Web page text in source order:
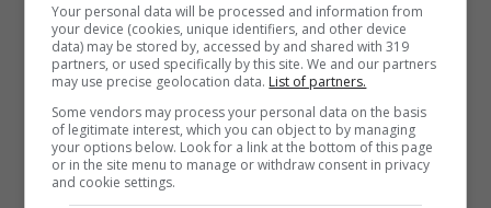
Articoli recenti
Bellezza
Ritmi frenetici e pelle:
come proteggere il viso
ogni giorno
Your personal data will be processed and information from
your device (cookies, unique identifiers, and other device
data) may be stored by, accessed by and shared with 319
partners, or used specifically by this site. We and our partners
may use precise geolocation data. List of partners.
Some vendors may process your personal data on the basis
of legitimate interest, which you can object to by managing
your options below. Look for a link at the bottom of this page
or in the site menu to manage or withdraw consent in privacy
and cookie settings.